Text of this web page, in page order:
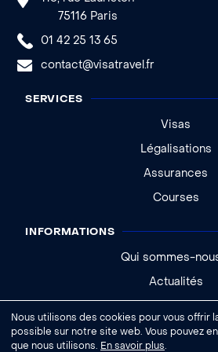
75116 Paris
01 42 25 13 65
contact@visatravel.fr
SERVICES
Visas
Légalisations
Assurances
Courses
INFORMATIONS
Qui sommes-
Actualités
Nous utilisons des cookies pour vous offrir
possible sur notre site web. Vous pouvez
que nous utilisons. En savoir plus.